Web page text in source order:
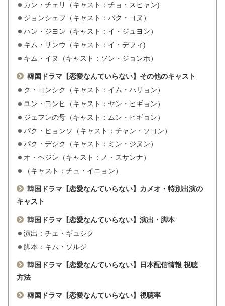
カン・チェリ（キャスト：チョ・スヒャン)
ジョンシェフ（キャスト：パク・ヨヌ）
ハン・ジヨン（キャスト：イ・ジュヨン）
キム・サンウ（キャスト：イ・デフィ)
キム・イヌ（キャスト：ソン・ジョンホ）
韓国ドラマ【恋愛なんていらない】その他のキャスト
ク・ヨンシク（キャスト：イム・ハリョン）
ユン・ヨンヒ（キャスト：ヤン・ヒギョン）
ジェフンの母（キャスト：ムン・ヒギョン）
パク・ヒョンソ（キャスト：チャン・ソヨン）
パク・デシク（キャスト：ミン・ジヌン）
オ・ヘジン（キャスト：ノ・スサンナ）
（キャスト：チュ・イニョン）
韓国ドラマ【恋愛なんていらない】カメオ・特別出演の
キャスト
韓国ドラマ【恋愛なんていらない】演出・脚本
演出：チェ・ギュシク
脚本：キム・ソルジ
韓国ドラマ【恋愛なんていらない】日本配信情報 視聴
方法
韓国ドラマ【恋愛なんていらない】視聴率